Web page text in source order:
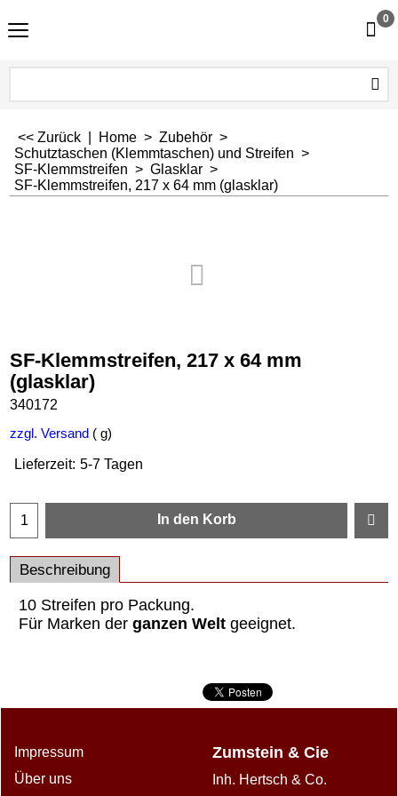
0
<< Zurück Home > Zubehör >
Schutztaschen (Klemmtaschen) und Streifen >
SF-Klemmstreifen > Glasklar >
SF-Klemmstreifen, 217 x 64 mm (glasklar)
SF-Klemmstreifen, 217 x 64 mm
(glasklar)
340172
zzgl. Versand g
Lieferzeit: 5-7 Tagen
In den Korb
Beschreibung
10 Streifen pro Packung.
Für Marken der ganzen Welt geeignet.
Zumstein & Cie
Inh. Hertsch & Co.
Impressum
Über uns